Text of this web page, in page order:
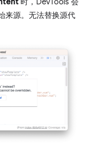
来源。无法替换源代